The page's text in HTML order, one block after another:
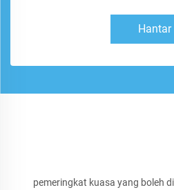
Hantar
pemeringkat kuasa yang boleh